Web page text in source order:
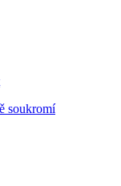
soukromí